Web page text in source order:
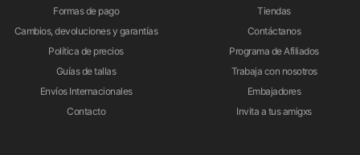
Formas de pago
Cambios, devoluciones y garantías
Política de precios
Guías de tallas
Envíos Internacionales
Contacto
Tiendas
Contáctanos
Programa de Afiliados
Trabaja con nosotros
Embajadores
Invita a tus amigxs